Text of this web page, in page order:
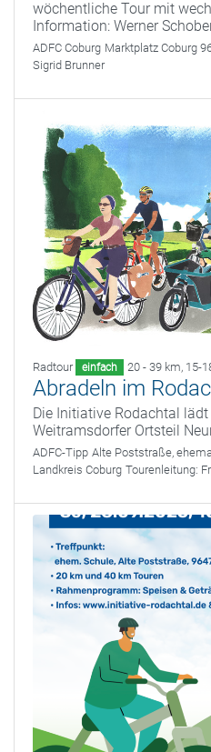
wöchentliche Tour mit
Information: Werner
ADFC Coburg Marktplatz Coburg
Sigrid Brunner
Radtour einfach 20 - 39 km, 15-
Abradeln im
Die Initiative Rodachtal
Weitramsdorfer Ortsteil
ADFC-Tipp Alte Poststraße,
Landkreis Coburg Tourenleitung: